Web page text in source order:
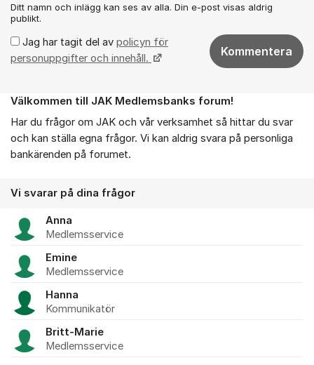
Ditt namn och inlägg kan ses av alla. Din e-post visas aldrig
publikt.
Jag har tagit del av policyn för
personuppgifter och innehåll.
Kommentera
Om forumet
Välkommen till JAK Medlemsbanks forum!
Har du frågor om JAK och vår verksamhet så hittar du svar
och kan ställa egna frågor. Vi kan aldrig svara på personliga
bankärenden på forumet.
Vi svarar på dina frågor
Anna
Medlemsservice
Emine
Medlemsservice
Hanna
Kommunikatör
Britt-Marie
Medlemsservice